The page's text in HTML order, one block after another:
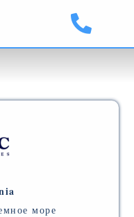
море